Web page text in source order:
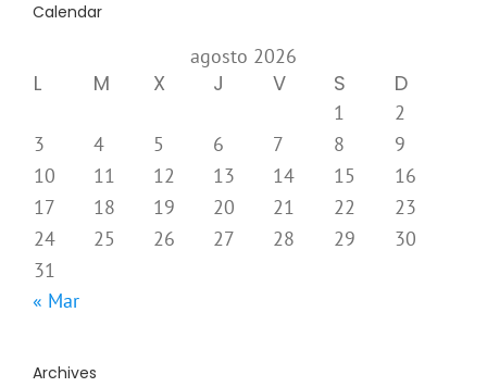
agosto 2026
L M X J V S D
1
2
3
4 5 6 7 8
9
10
11 12 13 14 15
16
17
18 19 20 21 22
23
24
25 26 27 28 29
30
31
« Mar